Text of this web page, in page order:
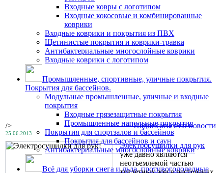
Входные ковры с логотипом
Входные кокосовые и комбинированные
коврики
Входные коврики и покрытия из ПВХ
Щетинистые покрытия и коврики-травка
Антибактериальные многослойные коврики
Входные коврики с логотипом
Промышленные, спортивные, уличные покрытия.
Покрытия для бассейнов.
Модульные промышленные, уличные и входные
покрытия
Входные грязезащитные покрытия
Промышленные напольные покрытия
Покрытия для спортзалов и бассейнов
Покрытия для бассейнов и саун
Антибактериальные многослойные коврики
Всё для уборки снега и льда, противогололедные
/> Подписаться на новости
25.06.2013
Электросушилки для рук
уже давно являются
неотъемлемой частью